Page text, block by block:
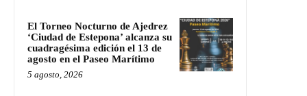
El Torneo Nocturno de Ajedrez
‘Ciudad de Estepona’ alcanza su
cuadragésima edición el 13 de
agosto en el Paseo Marítimo
5 agosto, 2026